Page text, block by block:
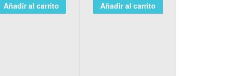
Añadir al carrito Añadir al carrito